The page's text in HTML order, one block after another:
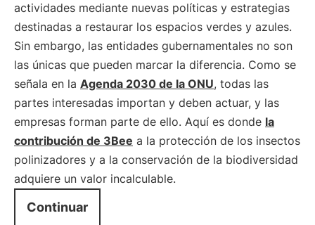
actividades mediante nuevas políticas y estrategias
destinadas a restaurar los espacios verdes y azules.
Sin embargo, las entidades gubernamentales no son
las únicas que pueden marcar la diferencia. Como se
señala en la Agenda 2030 de la ONU, todas las
partes interesadas importan y deben actuar, y las
empresas forman parte de ello. Aquí es donde la
contribución de 3Bee a la protección de los insectos
polinizadores y a la conservación de la biodiversidad
adquiere un valor incalculable.
Continuar